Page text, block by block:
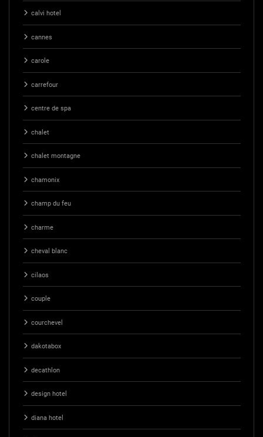
calvi hotel
cannes
carole
carrefour
centre de spa
chalet
chalet montagne
chamonix
champ du feu
charme
cheval blanc
cilaos
couple
courchevel
dakotabox
decathlon
design hotel
diana hotel